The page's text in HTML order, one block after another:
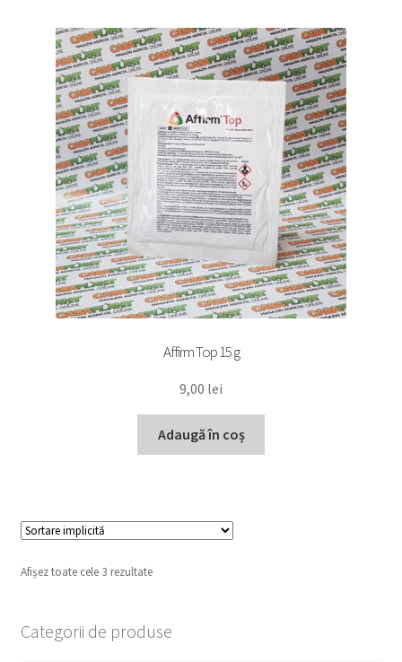
Affirm Top 15 g
9,00 lei
Adaugă în coș
Afișez toate cele 3 rezultate
Categorii de produse